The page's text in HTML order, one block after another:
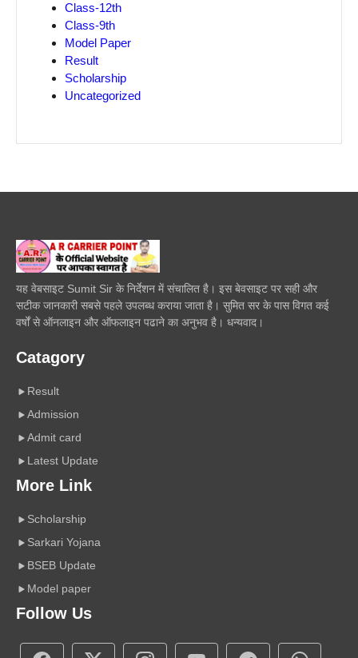
Class-12th
Class-9th
Model Paper
Result
Scholarship
Uncategorized
यह वेबसाइट Sumit Sir के निर्देशन में संचालित है। इस बेवसाइट पर सही और
सटीक जानकारी सबसे पहले उपलब्ध कराया जाता है। सुमित सर के पास विगत कई
वर्षों से ऑनलाइन और ऑफलाइन पढाने का अनुभव है। धन्यवाद।
Catagory
Result
Admission
Admit card
Latest Update
More Link
Scholarship
Sarkari Yojana
BSEB Update
Model paper
Follow Us